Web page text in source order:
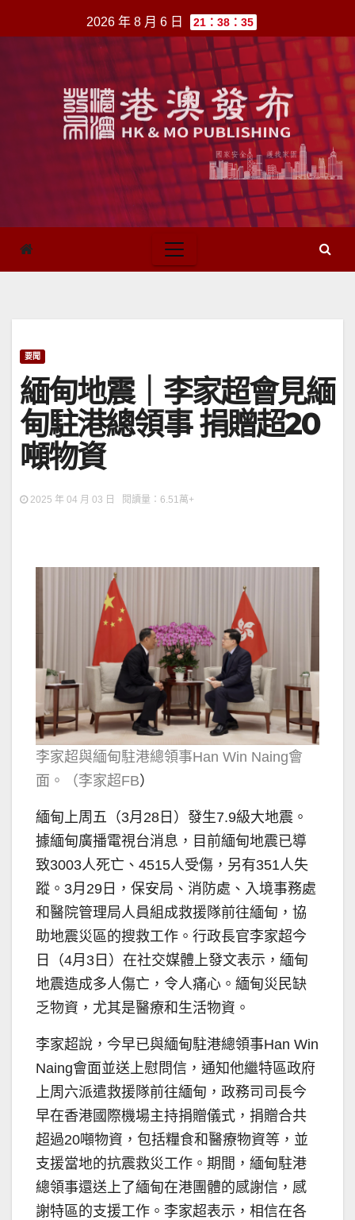
至
2026 年 8 月 6 日 21：38：35
要聞
緬甸地震｜李家超會見緬
甸駐港總領事 捐贈超20
噸物資
2025 年 04 月 03 日 閱讀量：6.51萬+
李家超與緬甸駐港總領事Han Win Naing會
面。（李家超FB）
緬甸上周五（3月28日）發生7.9級大地震。
據緬甸廣播電視台消息，目前緬甸地震已導
致3003人死亡、4515人受傷，另有351人失
蹤。3月29日，保安局、消防處、入境事務處
和醫院管理局人員組成救援隊前往緬甸，協
助地震災區的搜救工作。行政長官李家超今
日（4月3日）在社交媒體上發文表示，緬甸
地震造成多人傷亡，令人痛心。緬甸災民缺
乏物資，尤其是醫療和生活物資。
李家超說，今早已與緬甸駐港總領事Han Win
Naing會面並送上慰問信，通知他繼特區政府
上周六派遣救援隊前往緬甸，政務司司長今
早在香港國際機場主持捐贈儀式，捐贈合共
超過20噸物資，包括糧食和醫療物資等，並
支援當地的抗震救災工作。期間，緬甸駐港
總領事還送上了緬甸在港團體的感謝信，感
謝特區的支援工作。李家超表示，相信在各